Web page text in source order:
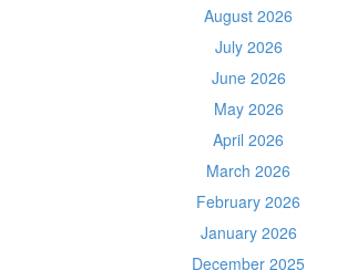
August 2026
July 2026
June 2026
May 2026
April 2026
March 2026
February 2026
January 2026
December 2025